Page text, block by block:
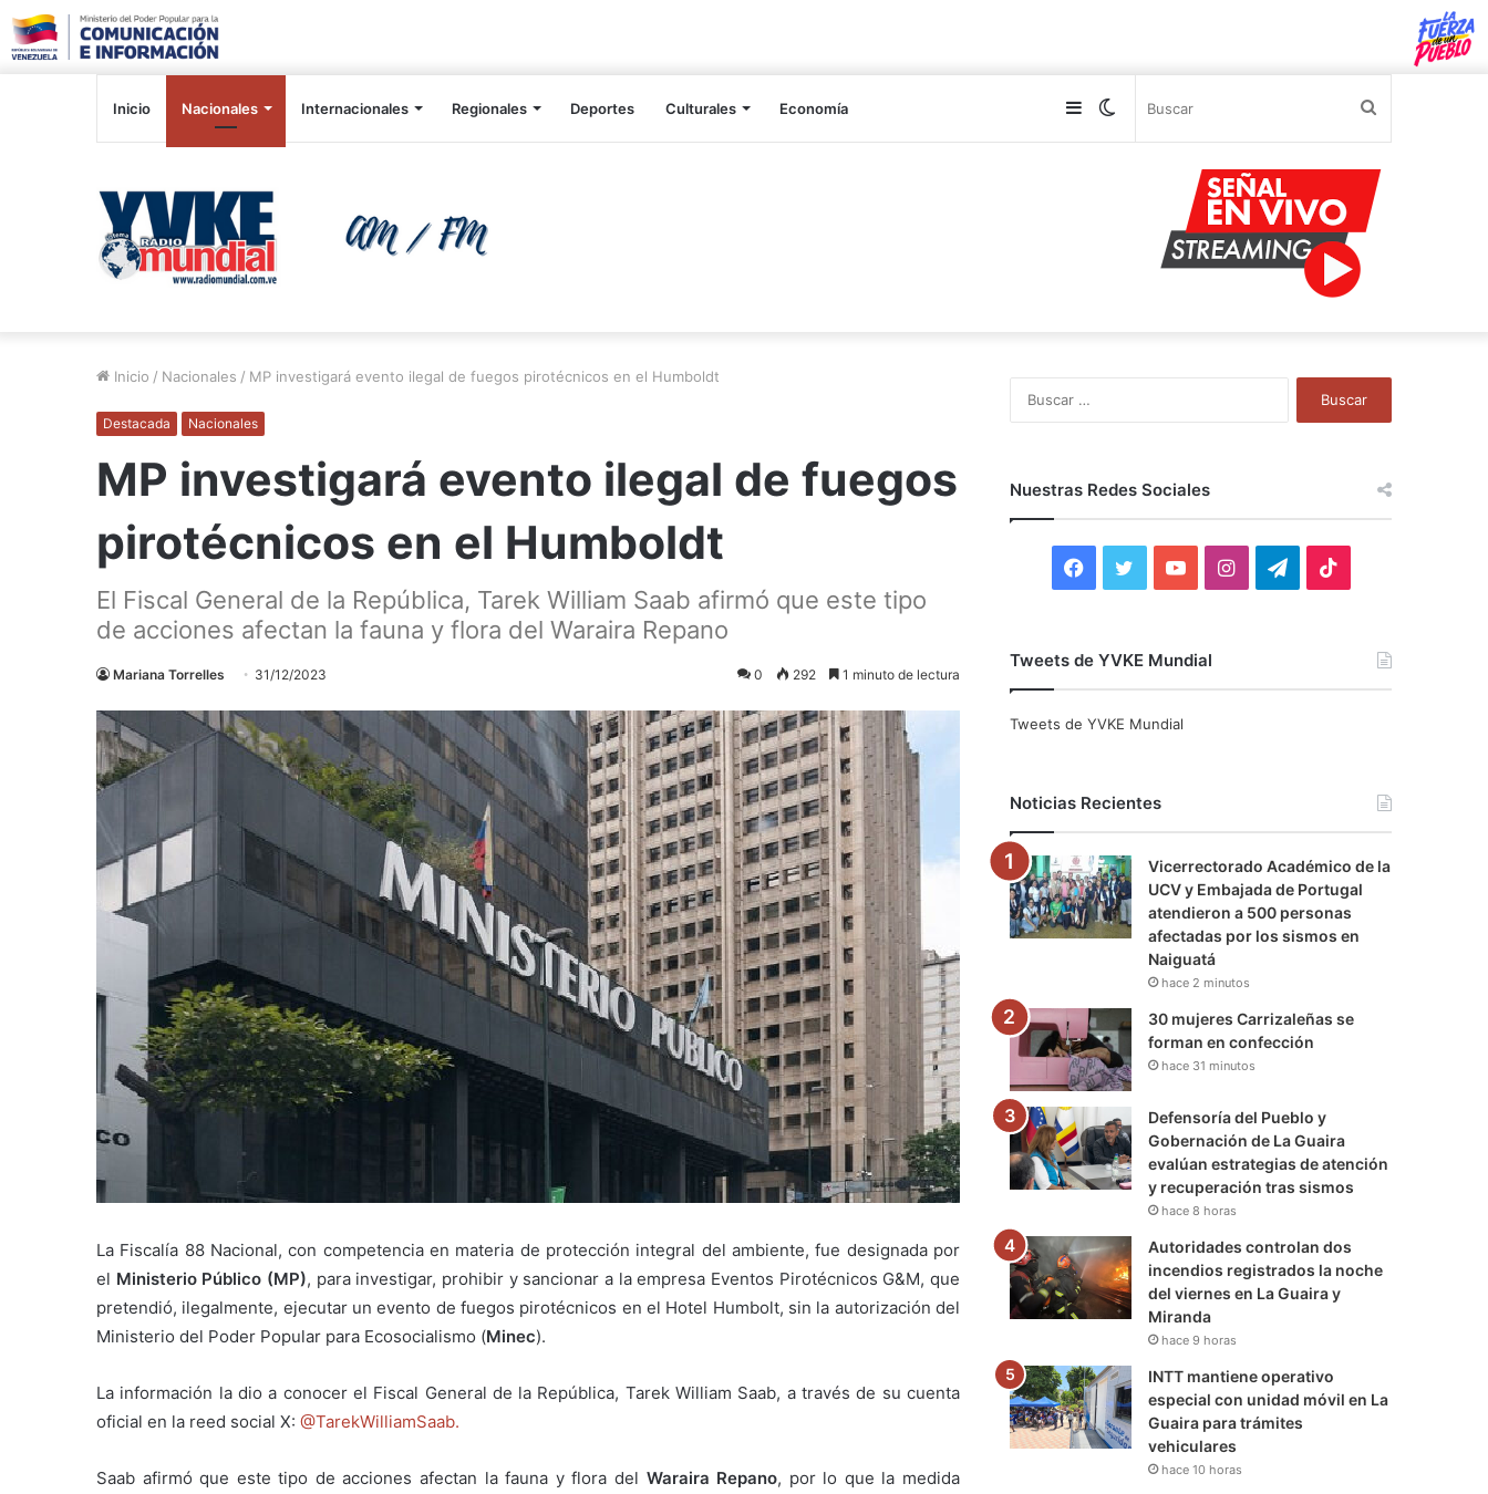
Inicio Nacionales Internacionales Regionales Deportes Culturales Economía Switch
Sidebar
Inicio / Nacionales / MP investigará evento ilegal de fuegos pirotécnicos en el Humboldt
Destacada Nacionales
MP investigará evento ilegal de fuegos
pirotécnicos en el Humboldt
El Fiscal General de la República, Tarek William Saab afirmó que este tipo
de acciones afectan la fauna y flora del Waraira Repano
Mariana Torrelles 31/12/2023 0 292 1 minuto de lectura
La Fiscalía 88 Nacional, con competencia en materia de protección integral del ambiente, fue designada por
el Ministerio Público (MP), para investigar, prohibir y sancionar a la empresa Eventos Pirotécnicos G&M, que
pretendió, ilegalmente, ejecutar un evento de fuegos pirotécnicos en el Hotel Humbolt, sin la autorización del
Ministerio del Poder Popular para Ecosocialismo (Minec).
La información la dio a conocer el Fiscal General de la República, Tarek William Saab, a través de su cuenta
oficial en la reed social X: @TarekWilliamSaab.
Saab afirmó que este tipo de acciones afectan la fauna y flora del Waraira Repano, por lo que la medida
Nuestras Redes Sociales
F
c
o
k
i
r
Y
u
e
I
r
a
m
T
a
m
Tweets de YVKE Mundial
Tweets de YVKE Mundial
Noticias Recientes
Vicerrectorado Académico de la
UCV y Embajada de Portugal
atendieron a 500 personas
afectadas por los sismos en
Naiguatá
hace 2 minutos
30 mujeres Carrizaleñas se
forman en confección
hace 31 minutos
Defensoría del Pueblo y
Gobernación de La Guaira
evalúan estrategias de atención
y recuperación tras sismos
hace 8 horas
Autoridades controlan dos
incendios registrados la noche
del viernes en La Guaira y
Miranda
hace 9 horas
INTT mantiene operativo
especial con unidad móvil en La
Guaira para trámites
vehiculares
hace 10 horas